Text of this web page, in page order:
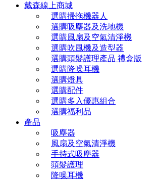
戴森線上商城
選購掃拖機器人
選購吸塵器及洗地機
選購風扇及空氣清淨機
選購吹風機及造型器
選購頭髮護理產品 禮盒版
選購降噪耳機
選購燈具
選購配件
選購多入優惠組合
選購福利品
產品
吸塵器
風扇及空氣清淨機
手持式吸塵器
頭髮護理
降噪耳機